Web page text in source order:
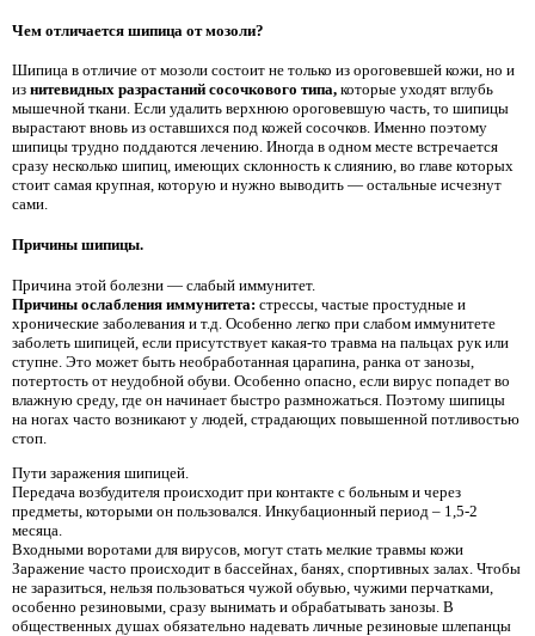
Чем отличается шипица от мозоли?
Шипица в отличие от мозоли состоит не только из ороговевшей кожи, но и
из нитевидных разрастаний сосочкового типа, которые уходят вглубь
мышечной ткани. Если удалить верхнюю ороговевшую часть, то шипицы
вырастают вновь из оставшихся под кожей сосочков. Именно поэтому
шипицы трудно поддаются лечению. Иногда в одном месте встречается
сразу несколько шипиц, имеющих склонность к слиянию, во главе которых
стоит самая крупная, которую и нужно выводить — остальные исчезнут
сами.
Причины шипицы.
Причина этой болезни — слабый иммунитет.
Причины ослабления иммунитета: стрессы, частые простудные и
хронические заболевания и т.д. Особенно легко при слабом иммунитете
заболеть шипицей, если присутствует какая-то травма на пальцах рук или
ступне. Это может быть необработанная царапина, ранка от занозы,
потертость от неудобной обуви. Особенно опасно, если вирус попадет во
влажную среду, где он начинает быстро размножаться. Поэтому шипицы
на ногах часто возникают у людей, страдающих повышенной потливостью
стоп.
Пути заражения шипицей.
Передача возбудителя происходит при контакте с больным и через
предметы, которыми он пользовался. Инкубационный период – 1,5-2
месяца.
Входными воротами для вирусов, могут стать мелкие травмы кожи
Заражение часто происходит в бассейнах, банях, спортивных залах. Чтобы
не заразиться, нельзя пользоваться чужой обувью, чужими перчатками,
особенно резиновыми, сразу вынимать и обрабатывать занозы. В
общественных душах обязательно надевать личные резиновые шлепанцы